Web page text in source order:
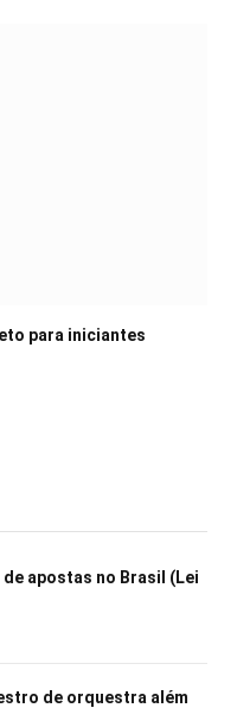
para iniciantes
de apostas no Brasil (Lei
de orquestra além